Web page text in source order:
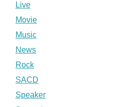
Live
Movie
Music
News
Rock
SACD
Speaker